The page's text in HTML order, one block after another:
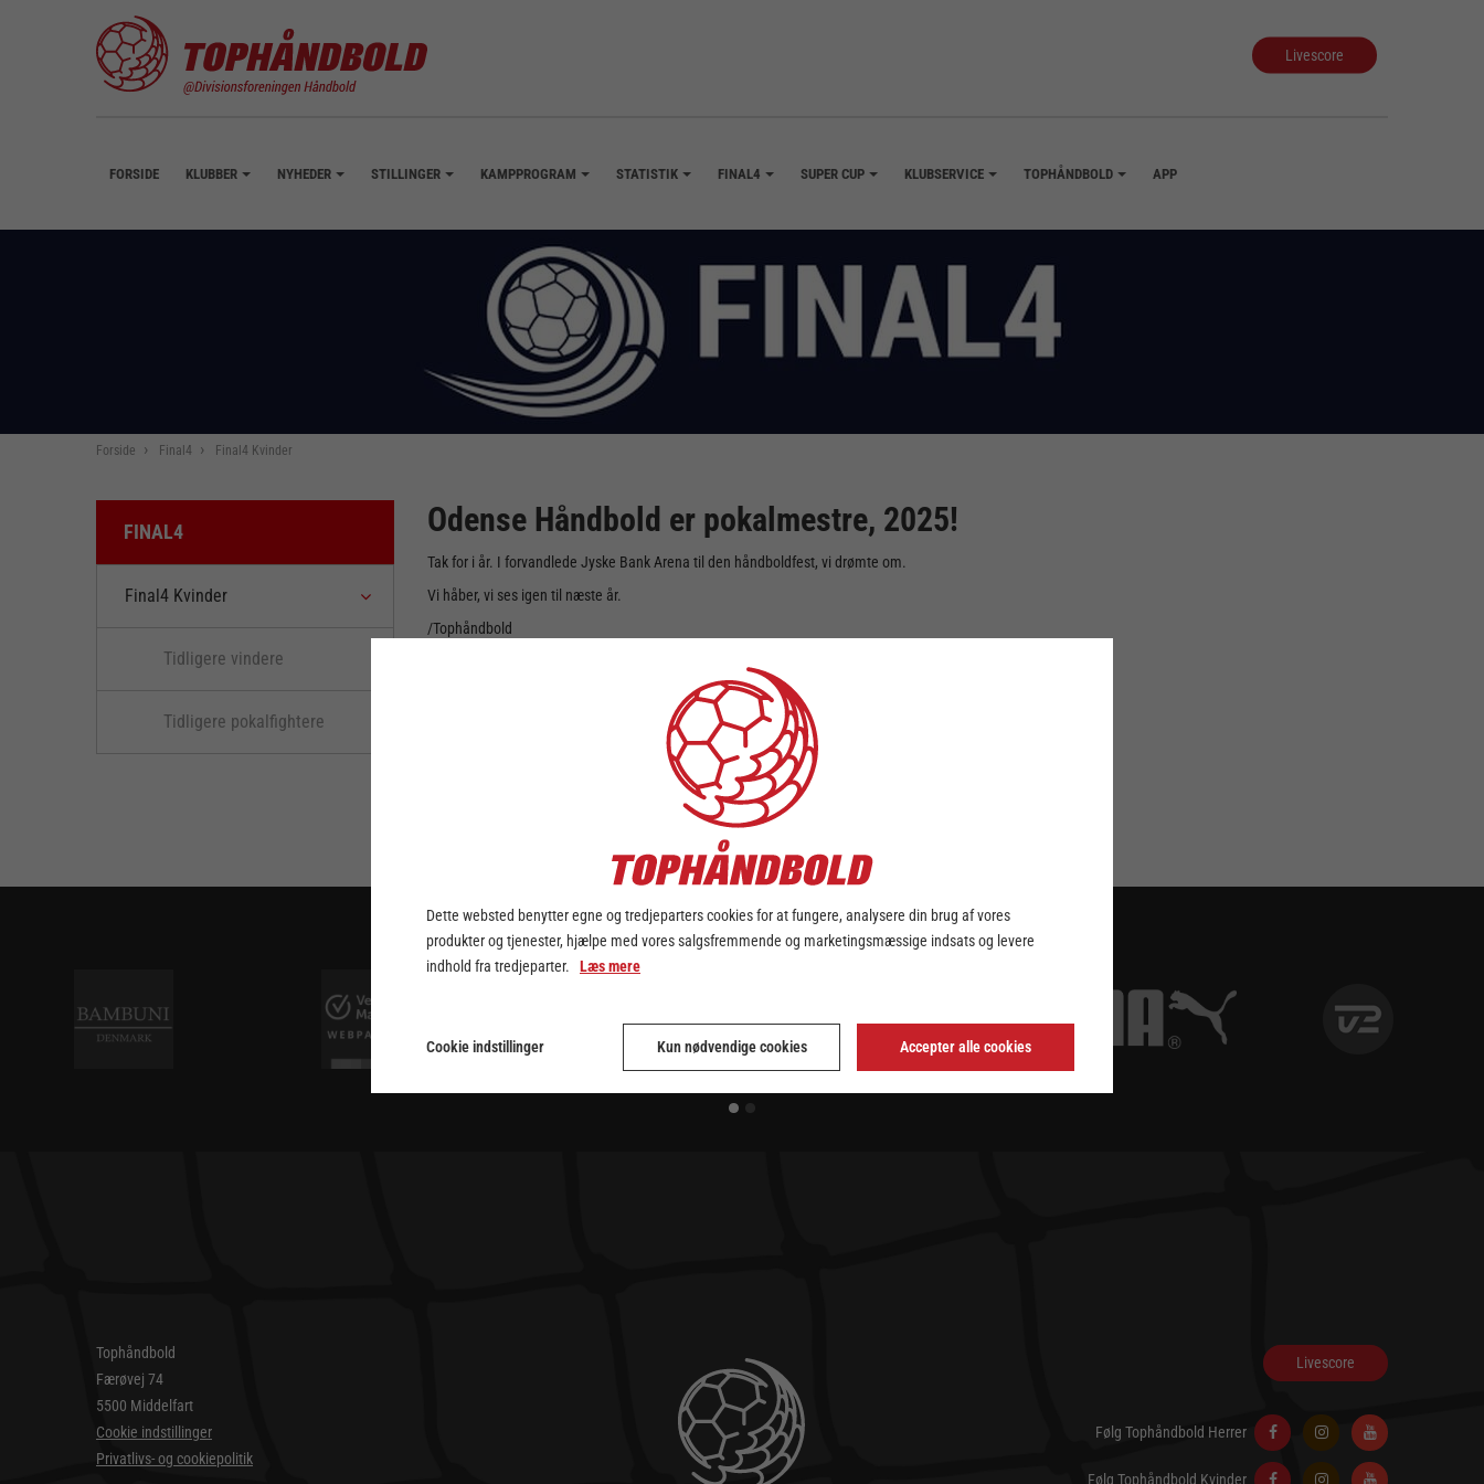
Livescore
FORSIDE KLUBBER NYHEDER STILLINGER KAMPPROGRAM STATISTIK FINAL4 SUPER CUP KLUBSERVICE TOPHÅNDBOLD APP
Forside Final4 Final4 Kvinder
FINAL4
Final4 Kvinder
Tidligere vindere
Tidligere pokalfightere
Odense Håndbold er pokalmestre, 2025!
Tak for i år. I forvandlede Jyske Bank Arena til den håndboldfest, vi drømte om.
Vi håber, vi ses igen til næste år.
/Tophåndbold
Tophåndbold
Færøvej 74
5500 Middelfart
Cookie indstillinger
Privatlivs- og cookiepolitik
Livescore
Følg Tophåndbold Herrer
Følg Tophåndbold Kvinder
Dette websted benytter egne og tredjeparters cookies for at fungere, analysere din brug af vores
produkter og tjenester, hjælpe med vores salgsfremmende og marketingsmæssige indsats og levere
indhold fra tredjeparter. Læs mere
Cookie indstillinger Kun nødvendige cookies Accepter alle cookies